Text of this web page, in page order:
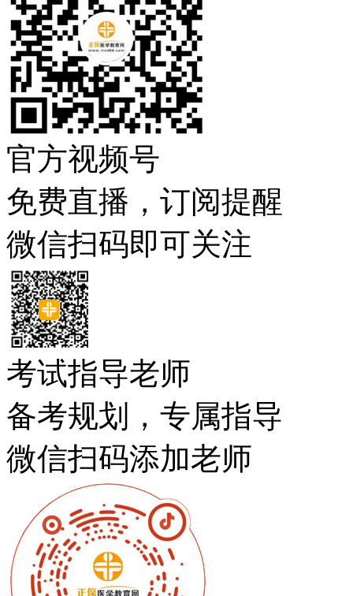
官方视频号
免费直播，订阅提醒
微信扫码即可关注
考试指导老师
备考规划，专属指导
微信扫码添加老师